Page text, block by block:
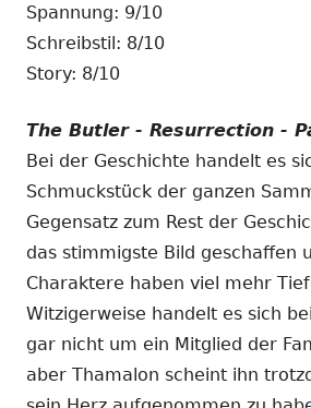
Spannung: 9/10
Schreibstil: 8/10
Story: 8/10
The Butler - Resurrection -
Bei der Geschichte handelt es
Schmuckstück der ganzen
Gegensatz zum Rest der
das stimmigste Bild geschaffen
Charaktere haben viel mehr
Witzigerweise handelt es sich
gar nicht um ein Mitglied der
aber Thamalon scheint ihn